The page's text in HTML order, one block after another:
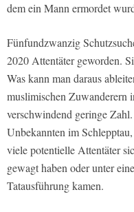
dem ein Mann ermordet
Fünfundzwanzig
2020 Attentäter geworden.
Was kann man daraus
muslimischen Zuwanderern
verschwindend geringe
Unbekannten im
viele potentielle Attentäter
gewagt haben oder unter
Tatausführung kamen.